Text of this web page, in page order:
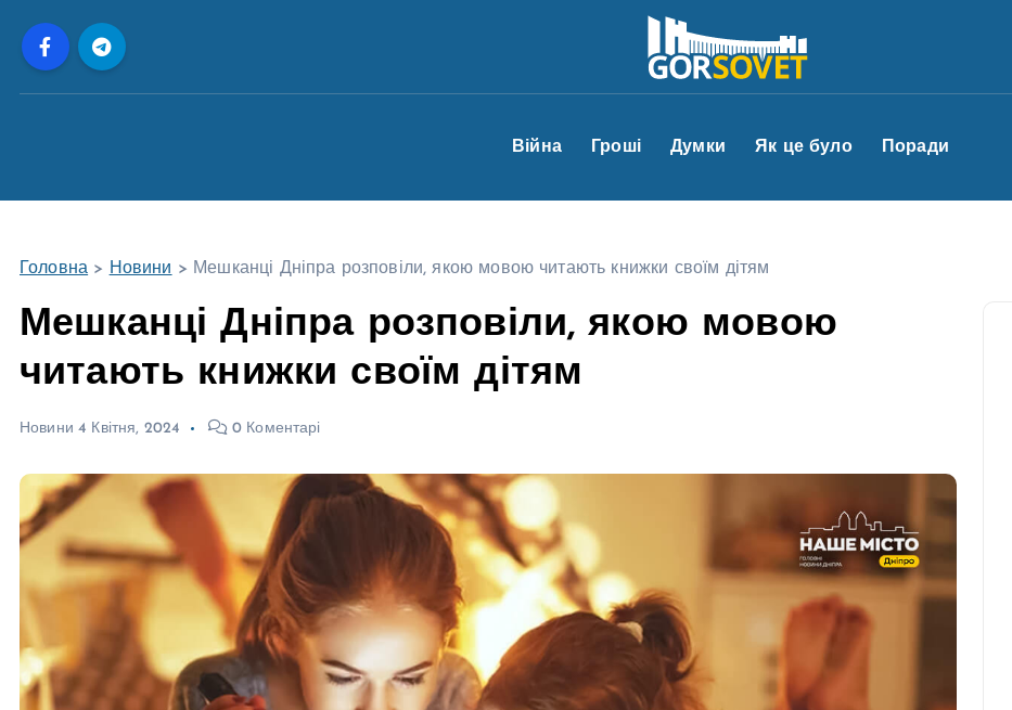
Війна Гроші Думки Як це було Поради
Головна > Новини > Мешканці Дніпра розповіли, якою мовою читають книжки своїм дітям
Мешканці Дніпра розповіли, якою мовою
читають книжки своїм дітям
Новини 4 Квітня, 2024 0 Коментарі